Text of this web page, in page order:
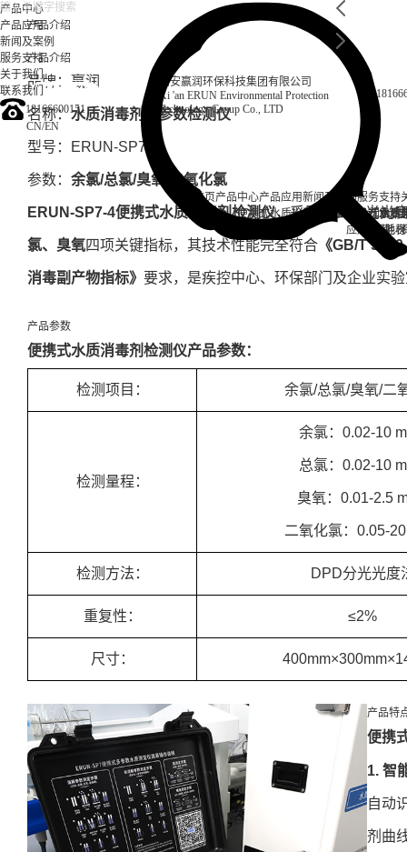
西安赢润环保科技集团有限公司
Xi 'an ERUN Environmental Protection
Technology Group Co., LTD
首页产品中心
便携式水质检测仪
实验室台式水质
试剂耗材
产品应用
循环冷却水饮
地
新闻及案例
企业资讯行业资
应用案例
服务支持
售后
产品中心
产品应用
新闻及案例
服务支持
关于我们
联系我们
18166600151
CN/EN
产品介绍
产品介绍
品牌：赢润
名称：水质消毒剂四参数检测仪
型号：ERUN-SP7-4
参数： 余氯/总氯/臭氧/二氧化氯
ERUN-SP7-4便携式水质消毒剂检测仪，采用DPD分光光
氯、臭氧四项关键指标，其技术性能完全符合 《GB/T
消毒副产物指标》 要求，是疾控中心、环保部门及企业实
产品参数
便携式水质消毒剂检测仪产品参数：
检测项目： 余氯/总氯/臭氧/二
检测量程：
余氯：0.02-10
总氯：0.02-10
臭氧：0.01-2.5
二氧化氯：0.05-
检测方法： DPD分光光度
重复性： ≤2%
尺寸：
产品特
便携
1. 智
自动
剂曲